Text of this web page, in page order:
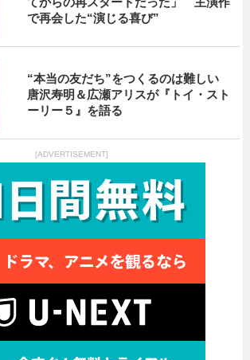
で再会した“演じる喜び”
“本当の友だち”をつくるのは難しい
唐沢寿明＆広瀬アリスが『トイ・スト
ーリー５』を語る
[ADVERTISEMENT]